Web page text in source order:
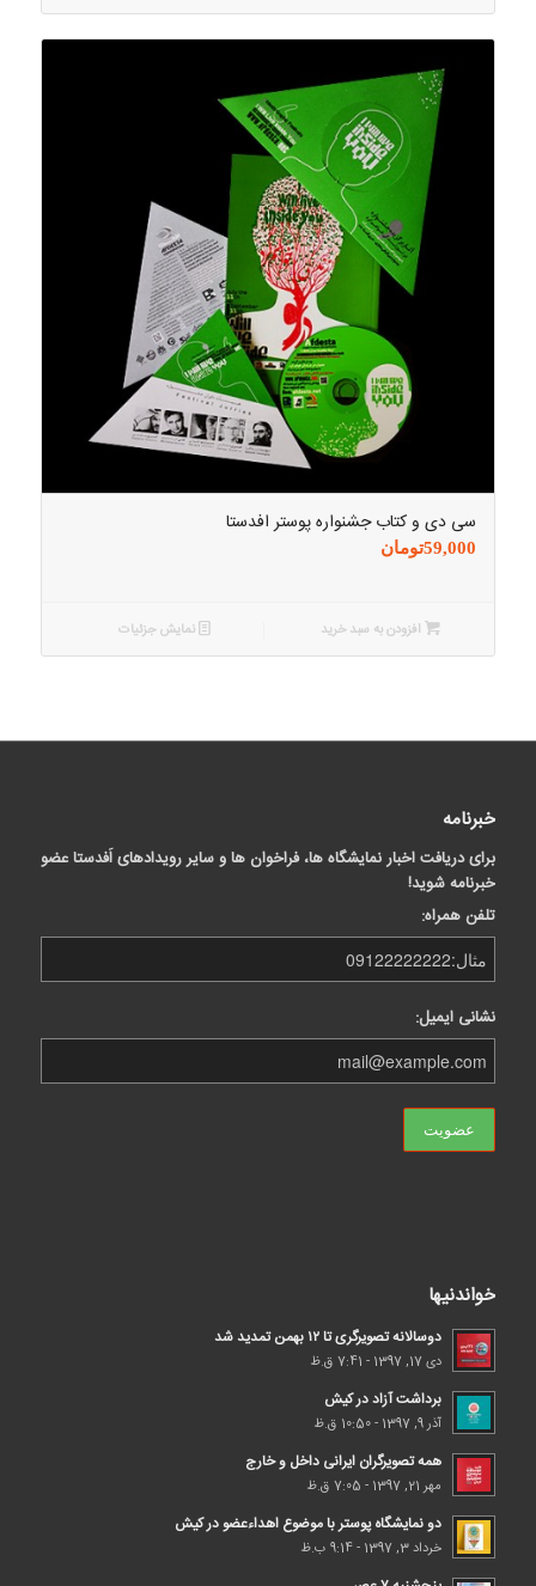
سی دی و کتاب جشنواره پوستر افدستا
59,000تومان
افزودن به سبد خرید نمایش جزئیات
خبرنامه
برای دریافت اخبار نمایشگاه ها، فراخوان ها و سایر رویدادهای اَفدستا عضو
خبرنامه شوید!
تلفن همراه:
نشانی ایمیل:
خواندنیها
دوسالانه تصویرگری تا ۱۲ بهمن تمدید شد
دی 17, 1397 - 7:41 ق.ظ
برداشت آزاد در کیش
آذر 9, 1397 - 10:50 ق.ظ
همه تصویرگران ایرانی داخل و خارج
مهر 21, 1397 - 7:05 ق.ظ
دو نمایشگاه پوستر با موضوع اهداء‌عضو در کیش
خرداد 3, 1397 - 9:14 ب.ظ